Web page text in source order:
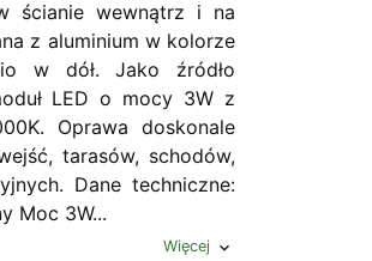
ścianie wewnątrz i na
z aluminium w kolorze
w dół. Jako źródło
LED o mocy 3W z
Oprawa doskonale
tarasów, schodów,
Dane techniczne:
Moc 3W...
Więcej expand_more